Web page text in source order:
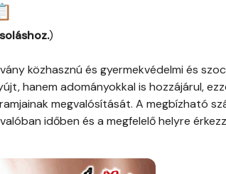
)
közhasznú és gyermekvédelmi és
hanem adományokkal is hozzájárul,
megvalósítását. A megbízható
időben és a megfelelő helyre